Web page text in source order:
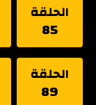
الحلقة
85
الحلقة
89